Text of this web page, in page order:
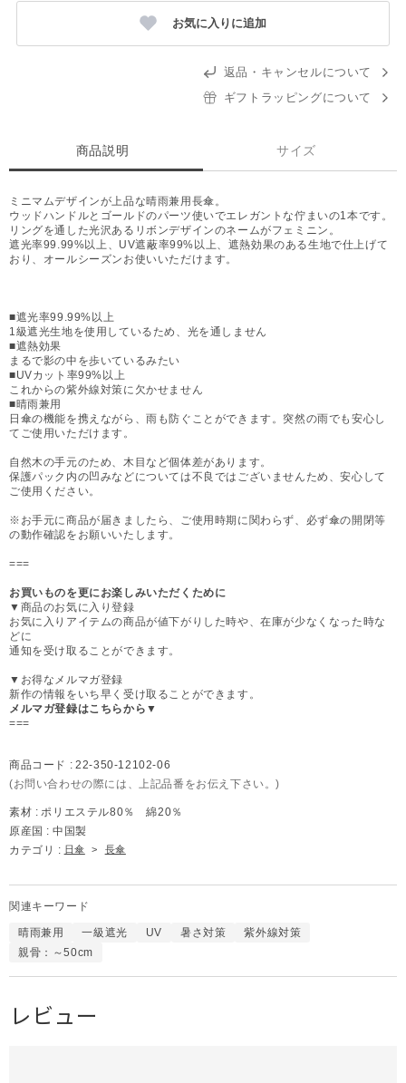
お気に入りに追加
返品・キャンセルについて
ギフトラッピングについて
商品説明 サイズ
ミニマムデザインが上品な晴雨兼用長傘。
ウッドハンドルとゴールドのパーツ使いでエレガントな佇まいの1本です。
リングを通した光沢あるリボンデザインのネームがフェミニン。
遮光率99.99%以上、UV遮蔽率99%以上、遮熱効果のある生地で仕上げて
おり、オールシーズンお使いいただけます。
■遮光率99.99%以上
1級遮光生地を使用しているため、光を通しません
■遮熱効果
まるで影の中を歩いているみたい
■UVカット率99%以上
これからの紫外線対策に欠かせません
■晴雨兼用
日傘の機能を携えながら、雨も防ぐことができます。突然の雨でも安心し
てご使用いただけます。
自然木の手元のため、木目など個体差があります。
保護パック内の凹みなどについては不良ではございませんため、安心して
ご使用ください。
※お手元に商品が届きましたら、ご使用時期に関わらず、必ず傘の開閉等
の動作確認をお願いいたします。
===
お買いものを更にお楽しみいただくために
▼商品のお気に入り登録
お気に入りアイテムの商品が値下がりした時や、在庫が少なくなった時な
どに
通知を受け取ることができます。
▼お得なメルマガ登録
新作の情報をいち早く受け取ることができます。
メルマガ登録はこちらから▼
===
商品コード : 22-350-12102-06
(お問い合わせの際には、上記品番をお伝え下さい。)
素材 : ポリエステル80％ 綿20％
原産国 : 中国製
カテゴリ : 日傘 > 長傘
関連キーワード
晴雨兼用 一級遮光 UV 暑さ対策
紫外線対策
親骨：～50cm
レビュー